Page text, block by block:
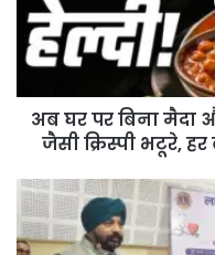
अब घर पर बिना मैदा
जैसी क्रिस्पी भटूरे,